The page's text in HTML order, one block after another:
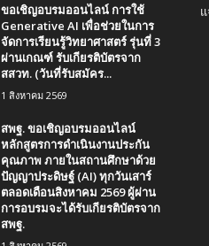
ขอเชิญอบรมออนไลน์ การใช้
Generative AI เพื่อช่วยในการ
จัดการเรียนรู้วิทยาศาสตร์ รุ่นที่ 3
ผ่านเกณฑ์ รับเกียรติบัตรจาก
สสวท. (วันที่รับสมัคร...
1 สิงหาคม 2569
สพฐ. ขอเชิญอบรมออนไลน์
หลักสูตรการดำเนินงานประกัน
คุณภาพ ภายในสถานศึกษาด้วย
ปัญญาประดิษฐ์ (AI) ทุกวันเสาร์
ตลอดเดือนสิงหาคม 2569 ผู้ผ่าน
การอบรมจะได้รับเกียรติบัตรจาก
สพฐ.